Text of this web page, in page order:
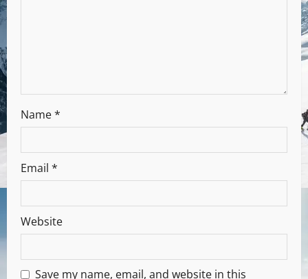
Name*
Email *
Website
Save my name, email, and website in this